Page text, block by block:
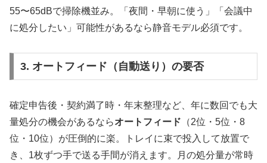
55〜65dBで掃除機並み。「夜間・早朝に使う」「会議中
に処分したい」可能性があるなら静音モデル必須です。
3. オートフィード（自動送り）の要否
確定申告後・契約満了時・年末整理など、年に数回でも大
量処分の機会があるならオートフィード （2位・5位・8
位・10位）が圧倒的に楽。トレイに束で投入して放置で
き、1枚ずつ手で送る手間が消えます。月の処分量が常時